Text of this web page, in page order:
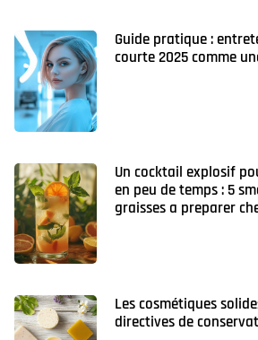
Guide pratique :
courte 2025 comme
Un cocktail explosif
en peu de temps : 5
graisses a preparer
Les cosmétiques
directives de